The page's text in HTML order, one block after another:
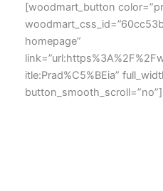
[woodmart_button
homepage”
itle:Prad%C5%BEia”
button_smooth_scroll=”no”]